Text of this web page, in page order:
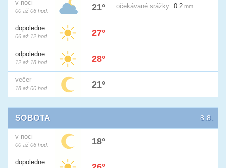
v noci
00 až 06 hod. 21° očekávané srážky: 0.2 mm
dopoledne
06 až 12 hod. 27°
odpoledne
12 až 18 hod. 28°
večer
18 až 00 hod. 21°
SOBOTA 8.8.
v noci
00 až 06 hod. 18°
dopoledne